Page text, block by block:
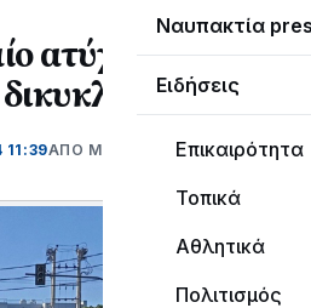
Ναυπακτία
Ειδήσεις
Επικαιρότητα
Τοπικά
Αθλητικά
Πολιτισμός
ατύχημα με
ΑΠΌ ΜΑΝΤΩ ΚΑΠΕΝΤΖΩΝΗ